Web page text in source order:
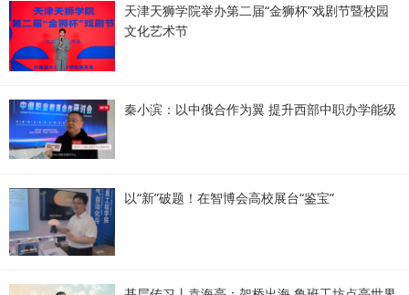
天津天狮学院举办第二届“金狮杯”戏剧节暨校园
文化艺术节
秦小滨：以中俄合作为翼 提升西部中职办学能级
以“新”破题！在智博会高校展台“鉴宝”